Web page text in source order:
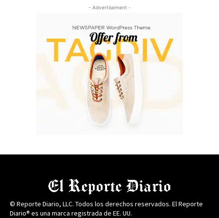
- Advertisement -
© Reporte Diario, LLC. Todos los derechos reservados. El Reporte
Diario® es una marca registrada de EE. UU.